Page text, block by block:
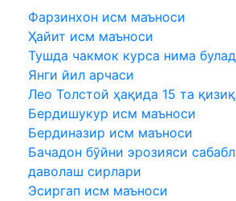
Фарзинхон исм маъноси
Ҳайит исм маъноси
Тушда чакмок курса нима
Янги йил арчаси
Лео Толстой ҳақида 15 та
Бердишукур исм маъноси
Бердиназир исм маъноси
Бачадон бўйни эрозияси
даволаш сирлари
Эсиргап исм маъноси